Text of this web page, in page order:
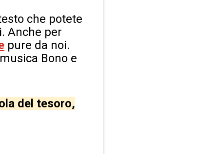
che potete
Anche per
pure da noi.
Bono e
del tesoro,